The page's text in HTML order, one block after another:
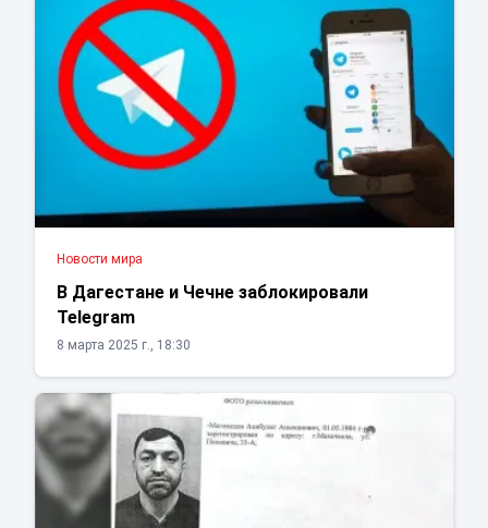
Новости мира
В Дагестане и Чечне заблокировали
Telegram
8 марта 2025 г., 18:30